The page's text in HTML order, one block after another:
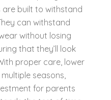
built to withstand
can withstand
without losing
that they’ll look
proper care, lower
seasons,
for parents